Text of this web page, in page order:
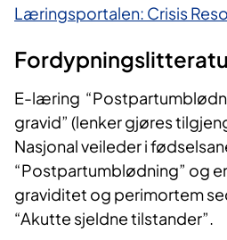
Læringsportalen: Crisis
E-læring
gravid” (lenker gjøres
Nasjonal veileder i
“Postpartumblødning” og
graviditet og perimortem
“Akutte sjeldne tilstander”.